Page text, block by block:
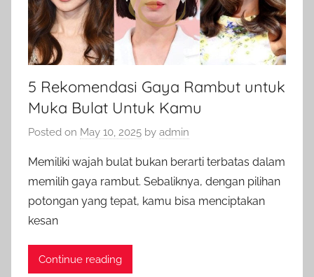
5 Rekomendasi Gaya Rambut untuk
Muka Bulat Untuk Kamu
Posted on May 10, 2025 by admin
Memiliki wajah bulat bukan berarti terbatas dalam
memilih gaya rambut. Sebaliknya, dengan pilihan
potongan yang tepat, kamu bisa menciptakan
kesan
Continue reading